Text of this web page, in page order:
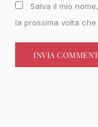
Salva il mio
la prossima volta che